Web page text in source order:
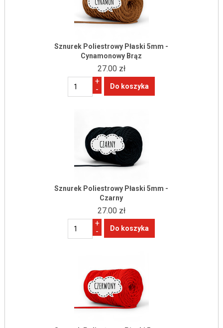
Sznurek Poliestrowy Płaski 5mm -
Cynamonowy Brąz
27.00 zł
+
-
Sznurek Poliestrowy Płaski 5mm -
Czarny
27.00 zł
+
-